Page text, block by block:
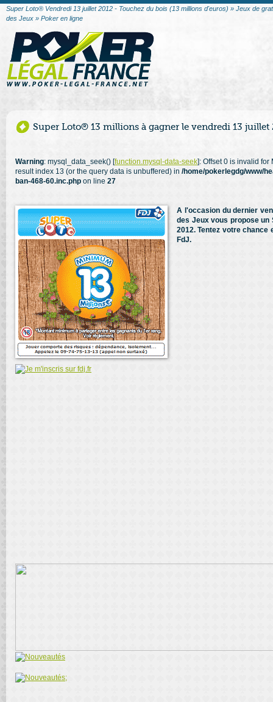
Super Loto® Vendredi 13 juillet 2012 - Touchez du bois (13 millions d'euros) » Jeux de
des Jeux » Poker en ligne
Super Loto® 13 millions à gagner le vendredi 13 juillet
Warning: mysql_data_seek() [function.mysql-data-seek]: Offset 0 is invalid for
result index 13 (or the query data is unbuffered) in /home/pokerlegdg/www/
ban-468-60.inc.php on line 27
A l'occasion du dernier
des Jeux vous propose un
2012. Tentez votre chance
FdJ.